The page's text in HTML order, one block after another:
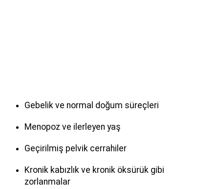
Gebelik ve normal doğum süreçleri
Menopoz ve ilerleyen yaş
Geçirilmiş pelvik cerrahiler
Kronik kabızlık ve kronik öksürük gibi
zorlanmalar